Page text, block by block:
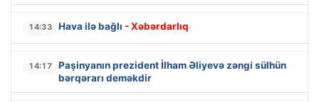
14:33 Hava ilə bağlı - Xəbərdarlıq
14:17
Paşinyanın prezident İlham Əliyevə zəngi sülhün
bərqərarı deməkdir